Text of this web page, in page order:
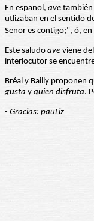
En español, ave también
utlizaban en el sentido
Señor es contigo;", ó,
Este saludo ave viene
interlocutor se
Bréal y Bailly proponen
gusta y quien disfruta.
- Gracias: pauLiz